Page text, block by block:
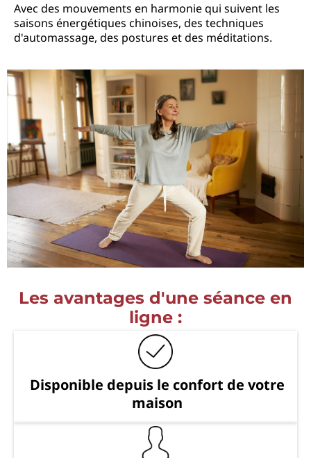
Avec des mouvements en harmonie qui suivent les
saisons énergétiques chinoises, des techniques
d'automassage, des postures et des méditations.
Les avantages d'une séance en
ligne :
Disponible depuis le confort de votre
maison